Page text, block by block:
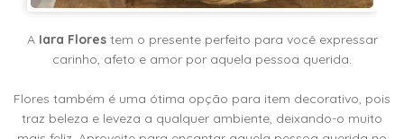
ELES
A Iara Florestem o presente perfeito para você expressar
carinho, afeto e amor por aquela pessoa querida.
Flores também é uma ótima opção para item decorativo, pois
traz beleza e leveza a qualquer ambiente, deixando-o muito